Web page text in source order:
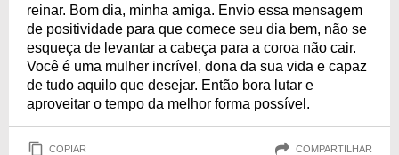
reinar. Bom dia, minha amiga. Envio essa mensagem
de positividade para que comece seu dia bem, não se
esqueça de levantar a cabeça para a coroa não cair.
Você é uma mulher incrível, dona da sua vida e capaz
de tudo aquilo que desejar. Então bora lutar e
aproveitar o tempo da melhor forma possível.
COPIAR COMPARTILHAR